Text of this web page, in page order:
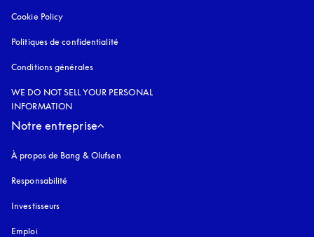
Cookie Policy
Politiques de confidentialité
Conditions générales
WE DO NOT SELL YOUR PERSONAL
INFORMATION
Notre entreprise
À propos de Bang & Olufsen
Responsabilité
Investisseurs
Emploi